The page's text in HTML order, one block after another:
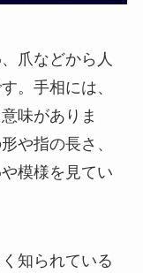
爪などから人
。手相には、
味がありま
や指の長さ、
模様を見てい
知られている